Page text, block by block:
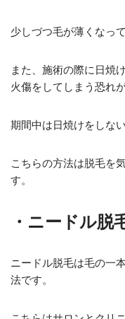
少しづつ毛が薄くなっ
また、施術の際に日焼
火傷をしてしまう恐れ
期間中は日焼けをしな
こちらの方法は脱毛を
す。
・ニードル脱
ニードル脱毛は毛の一
法です。